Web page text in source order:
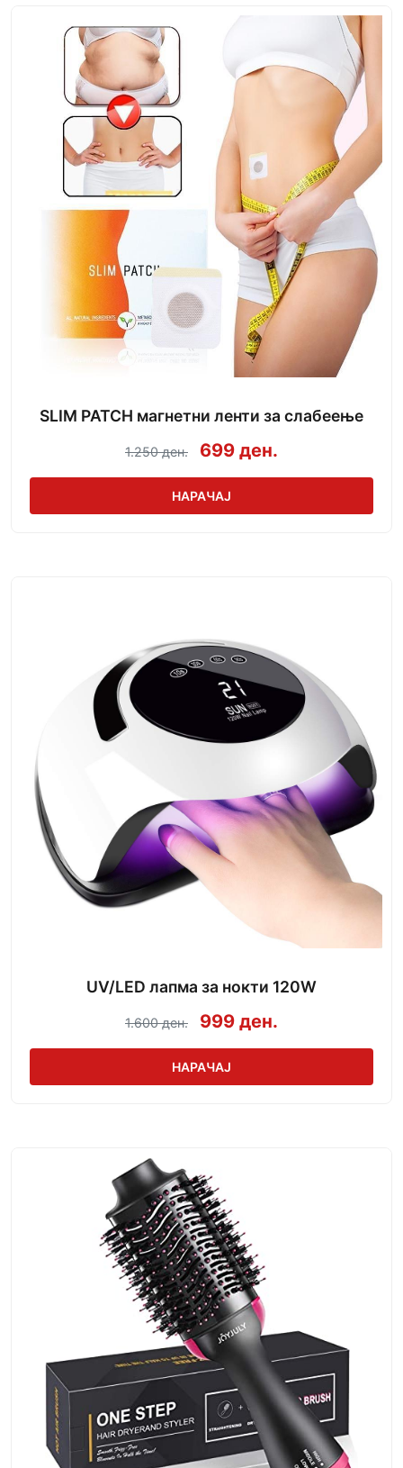
SLIM PATCH магнетни ленти за слабеење
1.250 ден. 699 ден.
НАРАЧАЈ
UV/LED лапма за нокти 120W
1.600 ден. 999 ден.
НАРАЧАЈ